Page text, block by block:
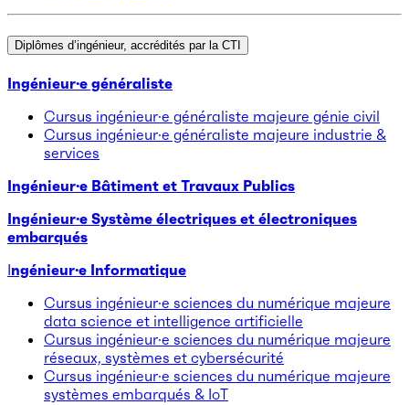
Diplômes d’ingénieur, accrédités par la CTI
Ingénieur·e généraliste
Cursus ingénieur·e généraliste majeure génie civil
Cursus ingénieur·e généraliste majeure industrie &
services
Ingénieur·e Bâtiment et Travaux Publics
Ingénieur·e Système électriques et électroniques
embarqués
Ingénieur·e Informatique
Cursus ingénieur·e sciences du numérique majeure
data science et intelligence artificielle
Cursus ingénieur·e sciences du numérique majeure
réseaux, systèmes et cybersécurité
Cursus ingénieur·e sciences du numérique majeure
systèmes embarqués & IoT